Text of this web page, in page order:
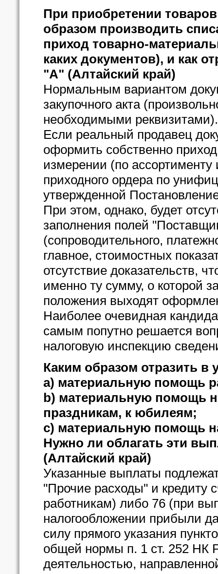
При приобретении
образом производить
приход товарно-
каких документов), и как
"А" (Алтайский край)
Нормальным вариантом
закупочного акта
необходимыми реквизитами).
Если реальный продавец
оформить собственно
измерении (по ассортименту
приходного ордера по
утвержденной
При этом, однако, будет
заполнения полей
(сопроводительного,
главное, стоимостных
отсутствие доказательств,
именно ту сумму, о которой
положения выходят
Наиболее очевидная
самым попутно решается
налоговую инспекцию
Каким образом отразить в
a) материальную помощь
b) материальную помощь
праздникам, к юбилеям;
c) материальную помощь
Нужно ли облагать эти
(Алтайский край)
Указанные выплаты
"Прочие расходы" и кредиту
работникам) либо 76 (при
налогообложении прибыли
силу прямого указания
общей нормы п. 1 ст. 252 НК
деятельностью,